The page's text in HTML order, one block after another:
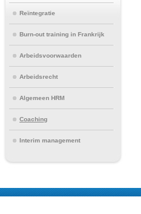
Reïntegratie
Burn-out training in Frankrijk
Arbeidsvoorwaarden
Arbeidsrecht
Algemeen HRM
Coaching
Interim management